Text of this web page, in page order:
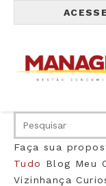
Faça sua
Tudo
Blog Meu
Vizinhança